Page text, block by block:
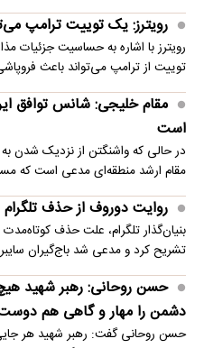
رویترز: یک توییت ترامپ
رویترز با اشاره به حساسیت جزئیات
توییت از ترامپ می‌تواند باعث
است
در حالی که واشنگتن از نزدیک شدن
مقام ارشد منطقه‌ای مدعی است که
روایت دوروف از حذف تلگرام
بنیان‌گذار تلگرام، علت حذف کوتاه‌مدت
تشریح کرد و مدعی شد باج‌گیران
حسن روحانی: رهبر شهید
دشمن را مهار و گاهی هم
حسن روحانی گفت: رهبر شهید هر